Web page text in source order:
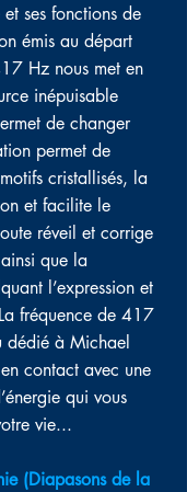
ses fonctions de
émis au départ
Hz nous met en
inépuisable
de changer
permet de
cristallisés, la
et facilite le
réveil et corrige
que la
l’expression et
fréquence de 417
dédié à Michael
contact avec une
qui vous
vie...
(Diapasons de la